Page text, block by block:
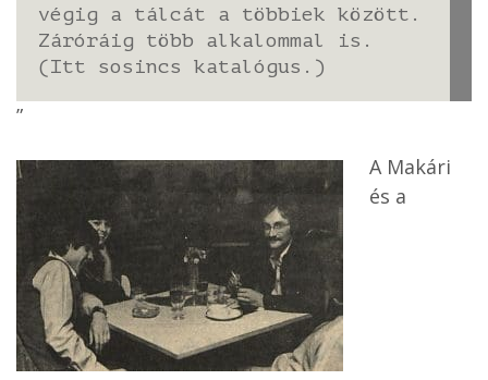
végig a tálcát a többiek között.
Záróráig több alkalommal is.
(Itt sosincs katalógus.)
”
A Makári
és a